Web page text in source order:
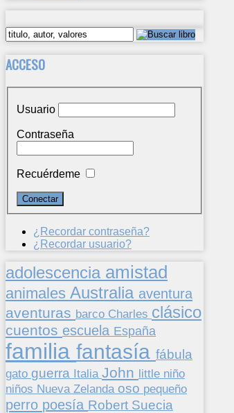
ACCESO
Usuario
Contraseña
Recuérdeme
¿Recordar contraseña?
¿Recordar usuario?
adolescencia amistad
animales Australia aventura
aventuras barco Charles clásico
cuentos escuela España
familia fantasía fábula
gato guerra Italia John little niño
niños Nueva Zelanda oso pequeño
perro poesía Robert Suecia